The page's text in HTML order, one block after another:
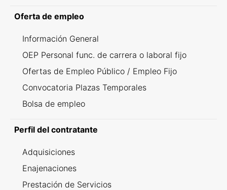
Oferta de empleo
Información General
OEP Personal func. de carrera o laboral fijo
Ofertas de Empleo Público / Empleo Fijo
Convocatoria Plazas Temporales
Bolsa de empleo
Perfil del contratante
Adquisiciones
Enajenaciones
Prestación de Servicios